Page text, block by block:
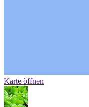
Karte öffnen